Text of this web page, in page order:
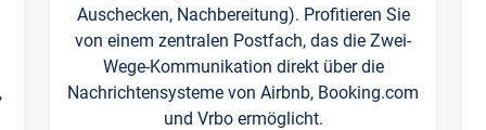
Auschecken, Nachbereitung). Profitieren Sie
von einem zentralen Postfach, das die Zwei-
Wege-Kommunikation direkt über die
Nachrichtensysteme von Airbnb, Booking.com
und Vrbo ermöglicht.